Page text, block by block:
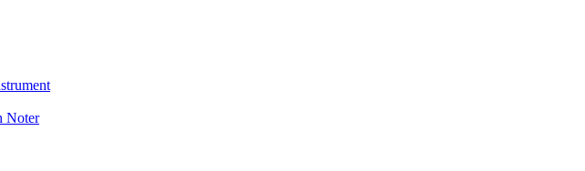
Noter